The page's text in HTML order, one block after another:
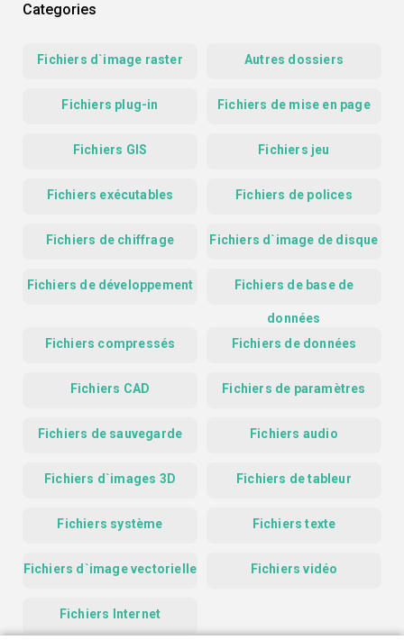
Categories
Fichiers d`image raster Autres dossiers
Fichiers plug-in Fichiers de mise en page
Fichiers GIS Fichiers jeu
Fichiers exécutables Fichiers de polices
Fichiers de chiffrage Fichiers d`image de disque
Fichiers de développement Fichiers de base de
données
Fichiers compressés
Fichiers de données
Fichiers CAD Fichiers de paramètres
Fichiers de sauvegarde Fichiers audio
Fichiers d`images 3D Fichiers de tableur
Fichiers système Fichiers texte
Fichiers d`image vectorielle Fichiers vidéo
Fichiers Internet